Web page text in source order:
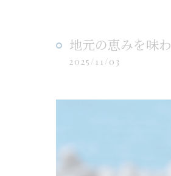
地元の恵みを味
2025/11/03